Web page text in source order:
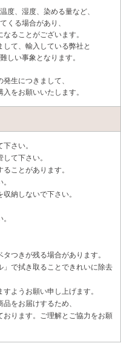
度、湿度、染める量など、
くる場合があり、
ることがございます。
て、輸入している弊社と
しい事象となります。
生につきまして、
をお願いいたします。
さい。
て下さい。
ことがあります。
納しないで下さい。
つきが残る場合があります。
で拭き取ることできれいに除去
ようお願い申し上げます。
をお届けするため、
ります。ご理解とご協力をお願